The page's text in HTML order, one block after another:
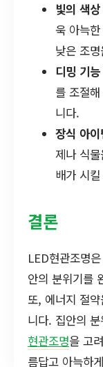
빛의 색
욱 아늑
낮은 조
디밍 기
를 조절
니다.
장식 아
제나 식
배가 시
결론
LED현관조명
안의 분위기를
또, 에너지 절
니다. 집안의
현관조명을 고
름답고 아늑하